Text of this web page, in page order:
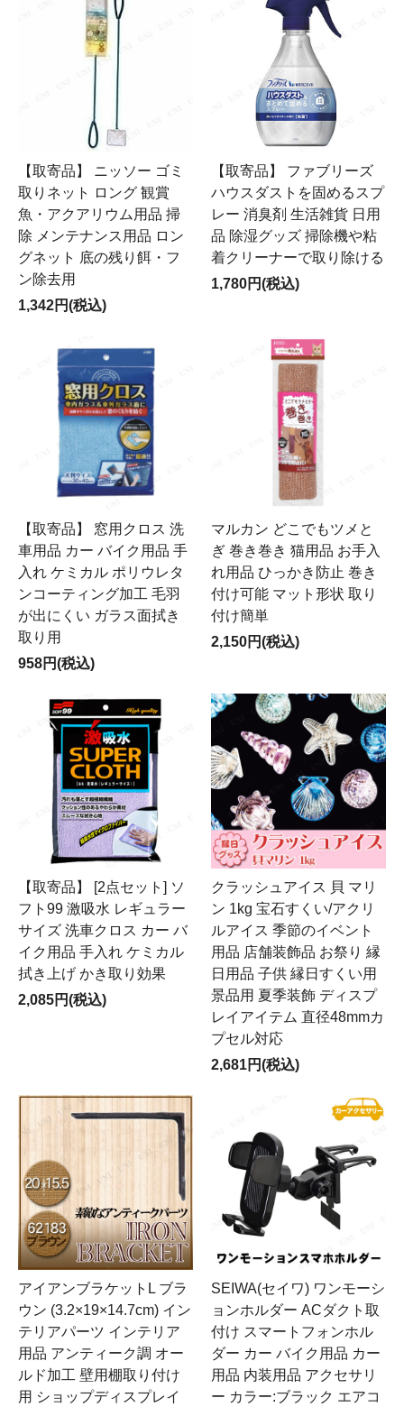
【取寄品】 ニッソー ゴミ
取りネット ロング 観賞
魚・アクアリウム用品 掃
除 メンテナンス用品 ロン
グネット 底の残り餌・フ
ン除去用
1,342円(税込)
【取寄品】 ファブリーズ
ハウスダストを固めるスプ
レー 消臭剤 生活雑貨 日用
品 除湿グッズ 掃除機や粘
着クリーナーで取り除ける
1,780円(税込)
【取寄品】 窓用クロス 洗
車用品 カー バイク用品 手
入れ ケミカル ポリウレタ
ンコーティング加工 毛羽
が出にくい ガラス面拭き
取り用
958円(税込)
マルカン どこでもツメと
ぎ 巻き巻き 猫用品 お手入
れ用品 ひっかき防止 巻き
付け可能 マット形状 取り
付け簡単
2,150円(税込)
【取寄品】 [2点セット] ソ
フト99 激吸水 レギュラー
サイズ 洗車クロス カー バ
イク用品 手入れ ケミカル
拭き上げ かき取り効果
2,085円(税込)
クラッシュアイス 貝 マリ
ン 1kg 宝石すくい/アクリ
ルアイス 季節のイベント
用品 店舗装飾品 お祭り 縁
日用品 子供 縁日すくい用
景品用 夏季装飾 ディスプ
レイアイテム 直径48mmカ
プセル対応
2,681円(税込)
アイアンブラケットL ブラ
ウン (3.2×19×14.7cm) イン
テリアパーツ インテリア
用品 アンティーク調 オー
ルド加工 壁用棚取り付け
用 ショップディスプレイ
SEIWA(セイワ) ワンモーシ
ョンホルダー ACダクト取
付け スマートフォンホル
ダー カー バイク用品 カー
用品 内装用品 アクセサリ
ー カラー:ブラック エアコ